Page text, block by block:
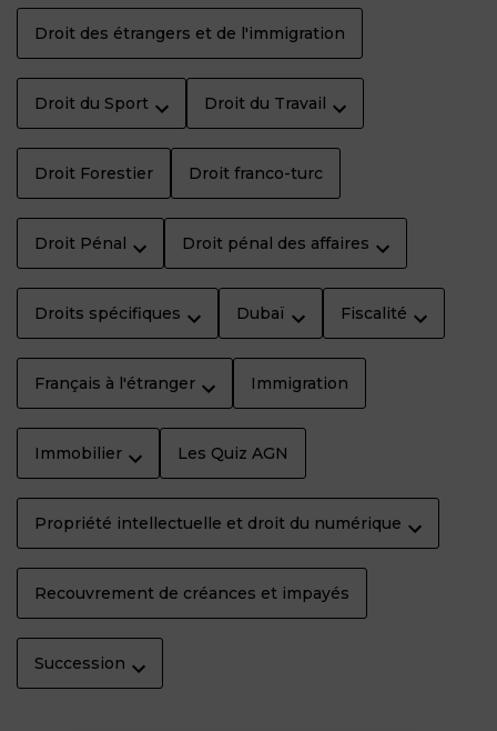
Droit des étrangers et de l'immigration
Droit du Sport Droit du Travail
Droit Forestier Droit franco-turc
Droit Pénal Droit pénal des affaires
Droits spécifiques Dubaï Fiscalité
Français à l'étranger Immigration
Immobilier Les Quiz AGN
Propriété intellectuelle et droit du numérique
Recouvrement de créances et impayés
Succession